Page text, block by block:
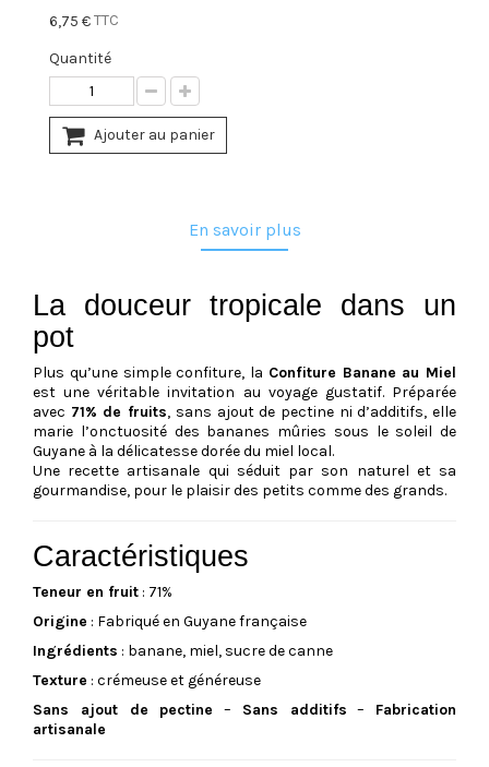
6,75 €TTC
Quantité
Ajouter au panier
En savoir plus
La douceur tropicale dans un
pot
Plus qu’une simple confiture, la Confiture Banane au Miel
est une véritable invitation au voyage gustatif. Préparée
avec 71% de fruits, sans ajout de pectine ni d’additifs, elle
marie l’onctuosité des bananes mûries sous le soleil de
Guyane à la délicatesse dorée du miel local.
Une recette artisanale qui séduit par son naturel et sa
gourmandise, pour le plaisir des petits comme des grands.
Caractéristiques
Teneur en fruit : 71%
Origine : Fabriqué en Guyane française
Ingrédients : banane, miel, sucre de canne
Texture : crémeuse et généreuse
Sans ajout de pectine – Sans additifs – Fabrication
artisanale